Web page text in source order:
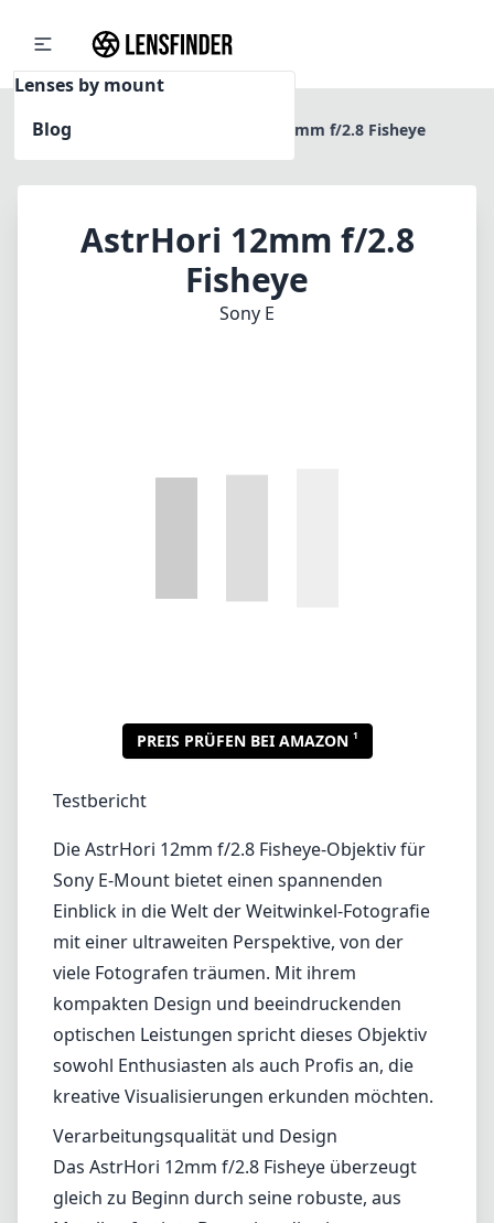
Lenses by mount
Blog
Home AstrHori 12mm f/2.8 Fisheye
AstrHori 12mm f/2.8
Fisheye
Sony E
PREIS PRÜFEN BEI AMAZON 1
Testbericht
Die AstrHori 12mm f/2.8 Fisheye-Objektiv für
Sony E-Mount bietet einen spannenden
Einblick in die Welt der Weitwinkel-Fotografie
mit einer ultraweiten Perspektive, von der
viele Fotografen träumen. Mit ihrem
kompakten Design und beeindruckenden
optischen Leistungen spricht dieses Objektiv
sowohl Enthusiasten als auch Profis an, die
kreative Visualisierungen erkunden möchten.
Verarbeitungsqualität und Design
Das AstrHori 12mm f/2.8 Fisheye überzeugt
gleich zu Beginn durch seine robuste, aus